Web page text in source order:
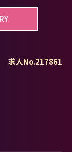
求人No.217861